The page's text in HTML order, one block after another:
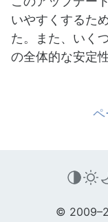
いやすくするた
た。また、いく
の全体的な安定
ペ
©